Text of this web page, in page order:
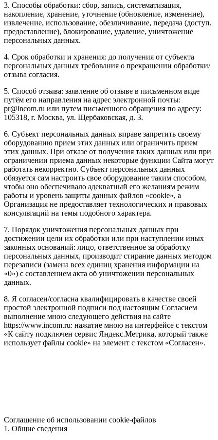
3. Способы обработки: сбор, запись, систематизация,
накопление, хранение, уточнение (обновление, изменение),
извлечение, использование, обезличивание, передача (доступ,
предоставление), блокирование, удаление, уничтожение
персональных данных.
4. Срок обработки и хранения: до получения от субъекта
персональных данных требования о прекращении обработки/
отзыва согласия.
5. Способ отзыва: заявление об отзыве в письменном виде
путём его направления на адрес электронной почты:
pr@incom.ru или путем письменного обращения по адресу:
105318, г. Москва, ул. Щербаковская, д. 3.
6. Субъект персональных данных вправе запретить своему
оборудованию прием этих данных или ограничить прием
этих данных. При отказе от получения таких данных или при
ограничении приема данных некоторые функции Сайта могут
работать некорректно. Субъект персональных данных
обязуется сам настроить свое оборудование таким способом,
чтобы оно обеспечивало адекватный его желаниям режим
работы и уровень защиты данных файлов «cookie», а
Организация не предоставляет технологических и правовых
консультаций на темы подобного характера.
7. Порядок уничтожения персональных данных при
достижении цели их обработки или при наступлении иных
законных оснований: лицо, ответственное за обработку
персональных данных, производит стирание данных методом
перезаписи (замена всех единиц хранения информации на
«0») с составлением акта об уничтожении персональных
данных.
8. Я согласен/согласна квалифицировать в качестве своей
простой электронной подписи под настоящим Согласием
выполнение мною следующего действия на сайте
https://www.incom.ru: нажатие мною на интерфейсе с текстом
«К сайту подключен сервис Яндекс.Метрика, который также
использует файлы cookie» на элемент с текстом «Согласен».
Соглашение об использовании cookie-файлов
1. Общие сведения